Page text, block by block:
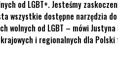
od LGBT+. Jesteśmy
wszystkie dostępne narzędzia
wolnych od LGBT – mówi
i regionalnych dla Polski